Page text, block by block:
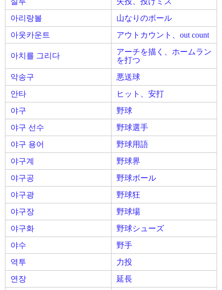
아리랑볼
山なりのボール
아웃카운트
アウトカウント、out count
아치를 그리다
アーチを描く、ホームラン
を打つ
악송구
悪送球
안타
ヒット、安打
야구
野球
야구 선수
野球選手
야구 용어
野球用語
야구계
野球界
야구공
野球ボール
야구광
野球狂
야구장
野球場
야구화
野球シューズ
야수
野手
역투
力投
연장
延長